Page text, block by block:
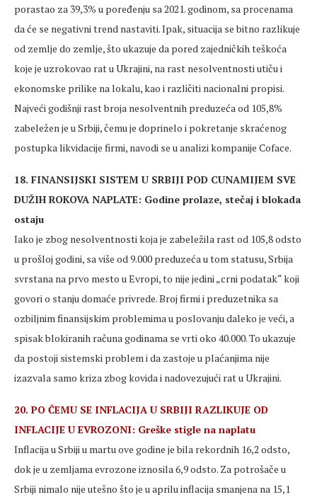
porastao za 39,3% u poređenju sa 2021. godinom, sa procenama
da će se negativni trend nastaviti. Ipak, situacija se bitno razlikuje
od zemlje do zemlje, što ukazuje da pored zajedničkih teškoća
koje je uzrokovao rat u Ukrajini, na rast nesolventnosti utiču i
ekonomske prilike na lokalu, kao i različiti nacionalni propisi.
Najveći godišnji rast broja nesolventnih preduzeća od 105,8%
zabeležen je u Srbiji, čemu je doprinelo i pokretanje skraćenog
postupka likvidacije firmi, navodi se u analizi kompanije Coface.
18. FINANSIJSKI SISTEM U SRBIJI POD CUNAMIJEM SVE
DUŽIH ROKOVA NAPLATE: Godine prolaze, stečaj i blokada
ostaju
Iako je zbog nesolventnosti koja je zabeležila rast od 105,8 odsto
u prošloj godini, sa više od 9.000 preduzeća u tom statusu, Srbija
svrstana na prvo mesto u Evropi, to nije jedini „crni podatak“ koji
govori o stanju domaće privrede. Broj firmi i preduzetnika sa
ozbiljnim finansijskim problemima u poslovanju daleko je veći, a
spisak blokiranih računa godinama se vrti oko 40.000. To ukazuje
da postoji sistemski problem i da zastoje u plaćanjima nije
izazvala samo kriza zbog kovida i nadovezujući rat u Ukrajini.
20. PO ČEMU SE INFLACIJA U SRBIJI RAZLIKUJE OD
INFLACIJE U EVROZONI: Greške stigle na naplatu
Inflacija u Srbiji u martu ove godine je bila rekordnih 16,2 odsto,
dok je u zemljama evrozone iznosila 6,9 odsto. Za potrošače u
Srbiji nimalo nije utešno što je u aprilu inflacija smanjena na 15,1